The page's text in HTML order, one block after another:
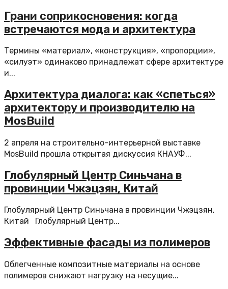
Грани соприкосновения: когда
встречаются мода и архитектура
Термины «материал», «конструкция», «пропорции»,
«силуэт» одинаково принадлежат сфере архитектуре
и...
Архитектура диалога: как «спеться»
архитектору и производителю на
MosBuild
2 апреля на строительно-интерьерной выставке
MosBuild прошла открытая дискуссия КНАУФ...
Глобулярный Центр Синьчана в
провинции Чжэцзян, Китай
Глобулярный Центр Синьчана в провинции Чжэцзян,
Китай Глобулярный Центр...
Эффективные фасады из полимеров
Облегченные композитные материалы на основе
полимеров снижают нагрузку на несущие...